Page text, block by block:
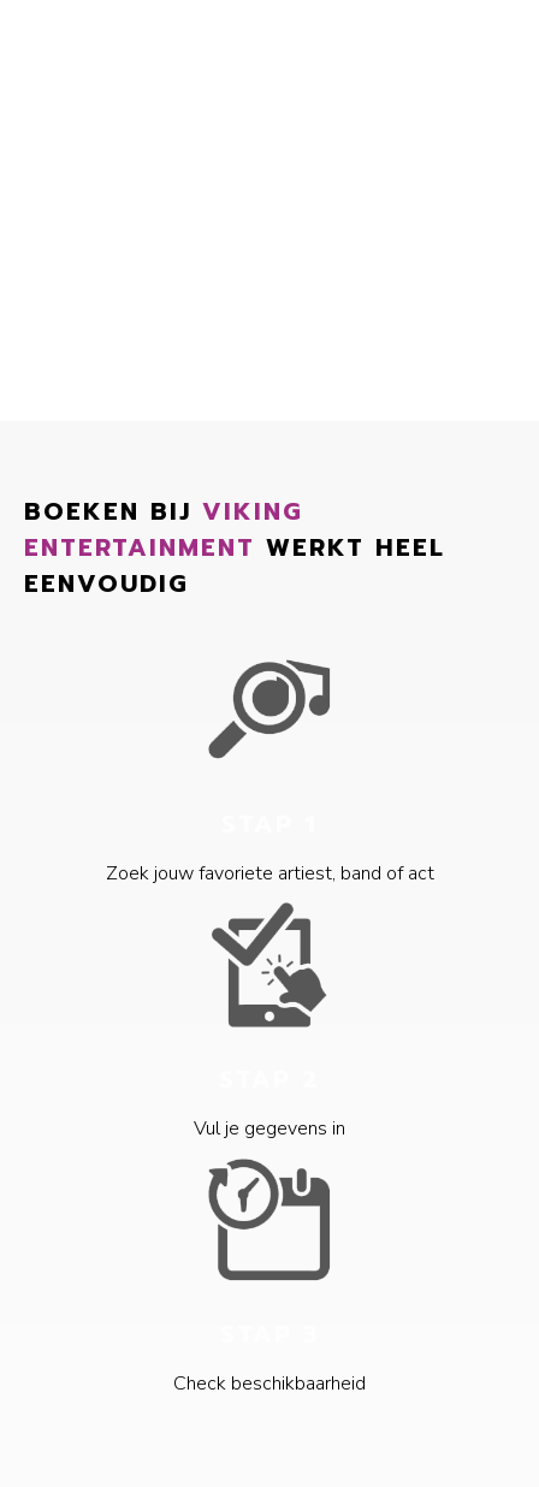
BOEKEN BIJ VIKING
ENTERTAINMENT WERKT HEEL
EENVOUDIG
Zoek jouw favoriete artiest, band of act
Vul je gegevens in
Check beschikbaarheid